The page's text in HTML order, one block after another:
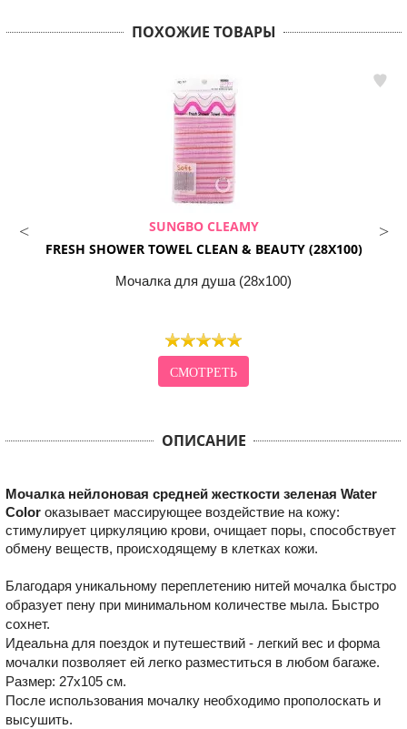
ПОХОЖИЕ ТОВАРЫ
SUNGBO CLEAMY
FRESH SHOWER TOWEL CLEAN & BEAUTY (28X100)
Мочалка для душа (28х100)
СМОТРЕТЬ
ОПИСАНИЕ
Мочалка нейлоновая средней жесткости зеленая Water
Color оказывает массирующее воздействие на кожу:
стимулирует циркуляцию крови, очищает поры, способствует
обмену веществ, происходящему в клетках кожи.
Благодаря уникальному переплетению нитей мочалка быстро
образует пену при минимальном количестве мыла. Быстро
сохнет.
Идеальна для поездок и путешествий - легкий вес и форма
мочалки позволяет ей легко разместиться в любом багаже.
Размер: 27х105 см.
После использования мочалку необходимо прополоскать и
высушить.